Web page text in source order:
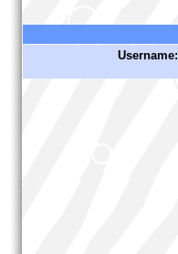
Username: